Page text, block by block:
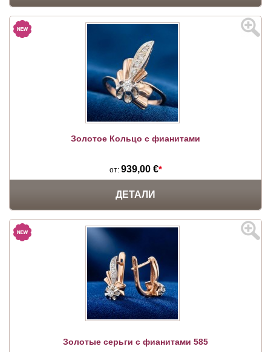
Золотое Кольцо с фианитами
от: 939,00 €*
ДЕТАЛИ
Золотые серьги с фианитами 585